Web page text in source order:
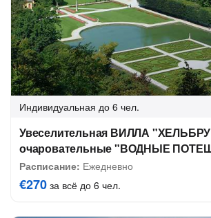
Индивидуальная до 6 чел.
Увеселительная ВИЛЛА
очаровательные "ВОДНЫЕ
Расписание: Ежедневно
€270 за всё до 6 чел.